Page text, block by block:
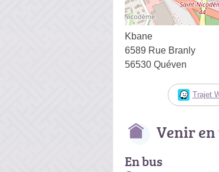
Kbane
6589 Rue Branly
56530 Quéven
Trajet
Venir
En bus